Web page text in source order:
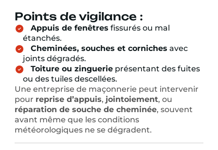
Points de vigilance :
Appuis de fenêtres fissurés ou mal
étanchés.
Cheminées, souches et corniches avec
joints dégradés.
Toiture ou zinguerie présentant des fuites
ou des tuiles descellées.
Une entreprise de maçonnerie peut intervenir
pour reprise d’appuis, jointoiement, ou
réparation de souche de cheminée, souvent
avant même que les conditions
météorologiques ne se dégradent.